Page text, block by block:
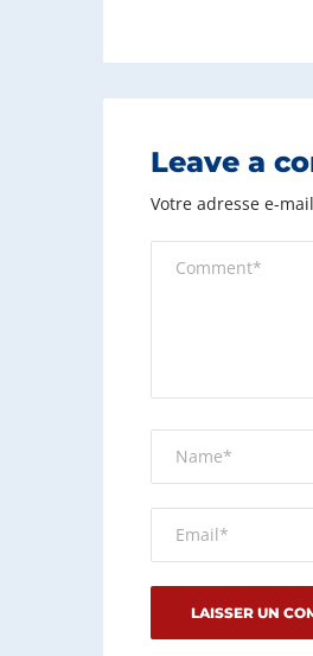
Leave a
Votre adresse e-